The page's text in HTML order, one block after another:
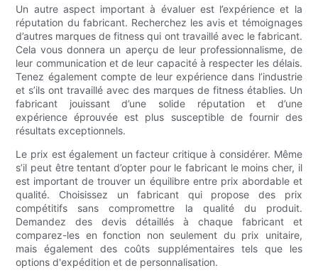
Un autre aspect important à évaluer est l’expérience et la
réputation du fabricant. Recherchez les avis et témoignages
d’autres marques de fitness qui ont travaillé avec le fabricant.
Cela vous donnera un aperçu de leur professionnalisme, de
leur communication et de leur capacité à respecter les délais.
Tenez également compte de leur expérience dans l’industrie
et s’ils ont travaillé avec des marques de fitness établies. Un
fabricant jouissant d’une solide réputation et d’une
expérience éprouvée est plus susceptible de fournir des
résultats exceptionnels.
Le prix est également un facteur critique à considérer. Même
s’il peut être tentant d’opter pour le fabricant le moins cher, il
est important de trouver un équilibre entre prix abordable et
qualité. Choisissez un fabricant qui propose des prix
compétitifs sans compromettre la qualité du produit.
Demandez des devis détaillés à chaque fabricant et
comparez-les en fonction non seulement du prix unitaire,
mais également des coûts supplémentaires tels que les
options d'expédition et de personnalisation.